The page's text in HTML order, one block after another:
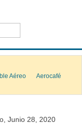
Aéreo
Aerocafé
Junio 28, 2020